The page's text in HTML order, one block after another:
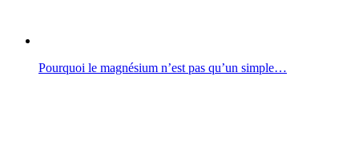
Pourquoi le magnésium n’est pas qu’un simple…